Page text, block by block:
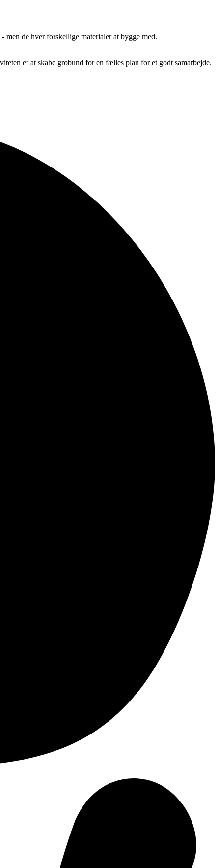
men de hver forskellige materialer at bygge med.
er at skabe grobund for en fælles plan for et godt samarbejde.